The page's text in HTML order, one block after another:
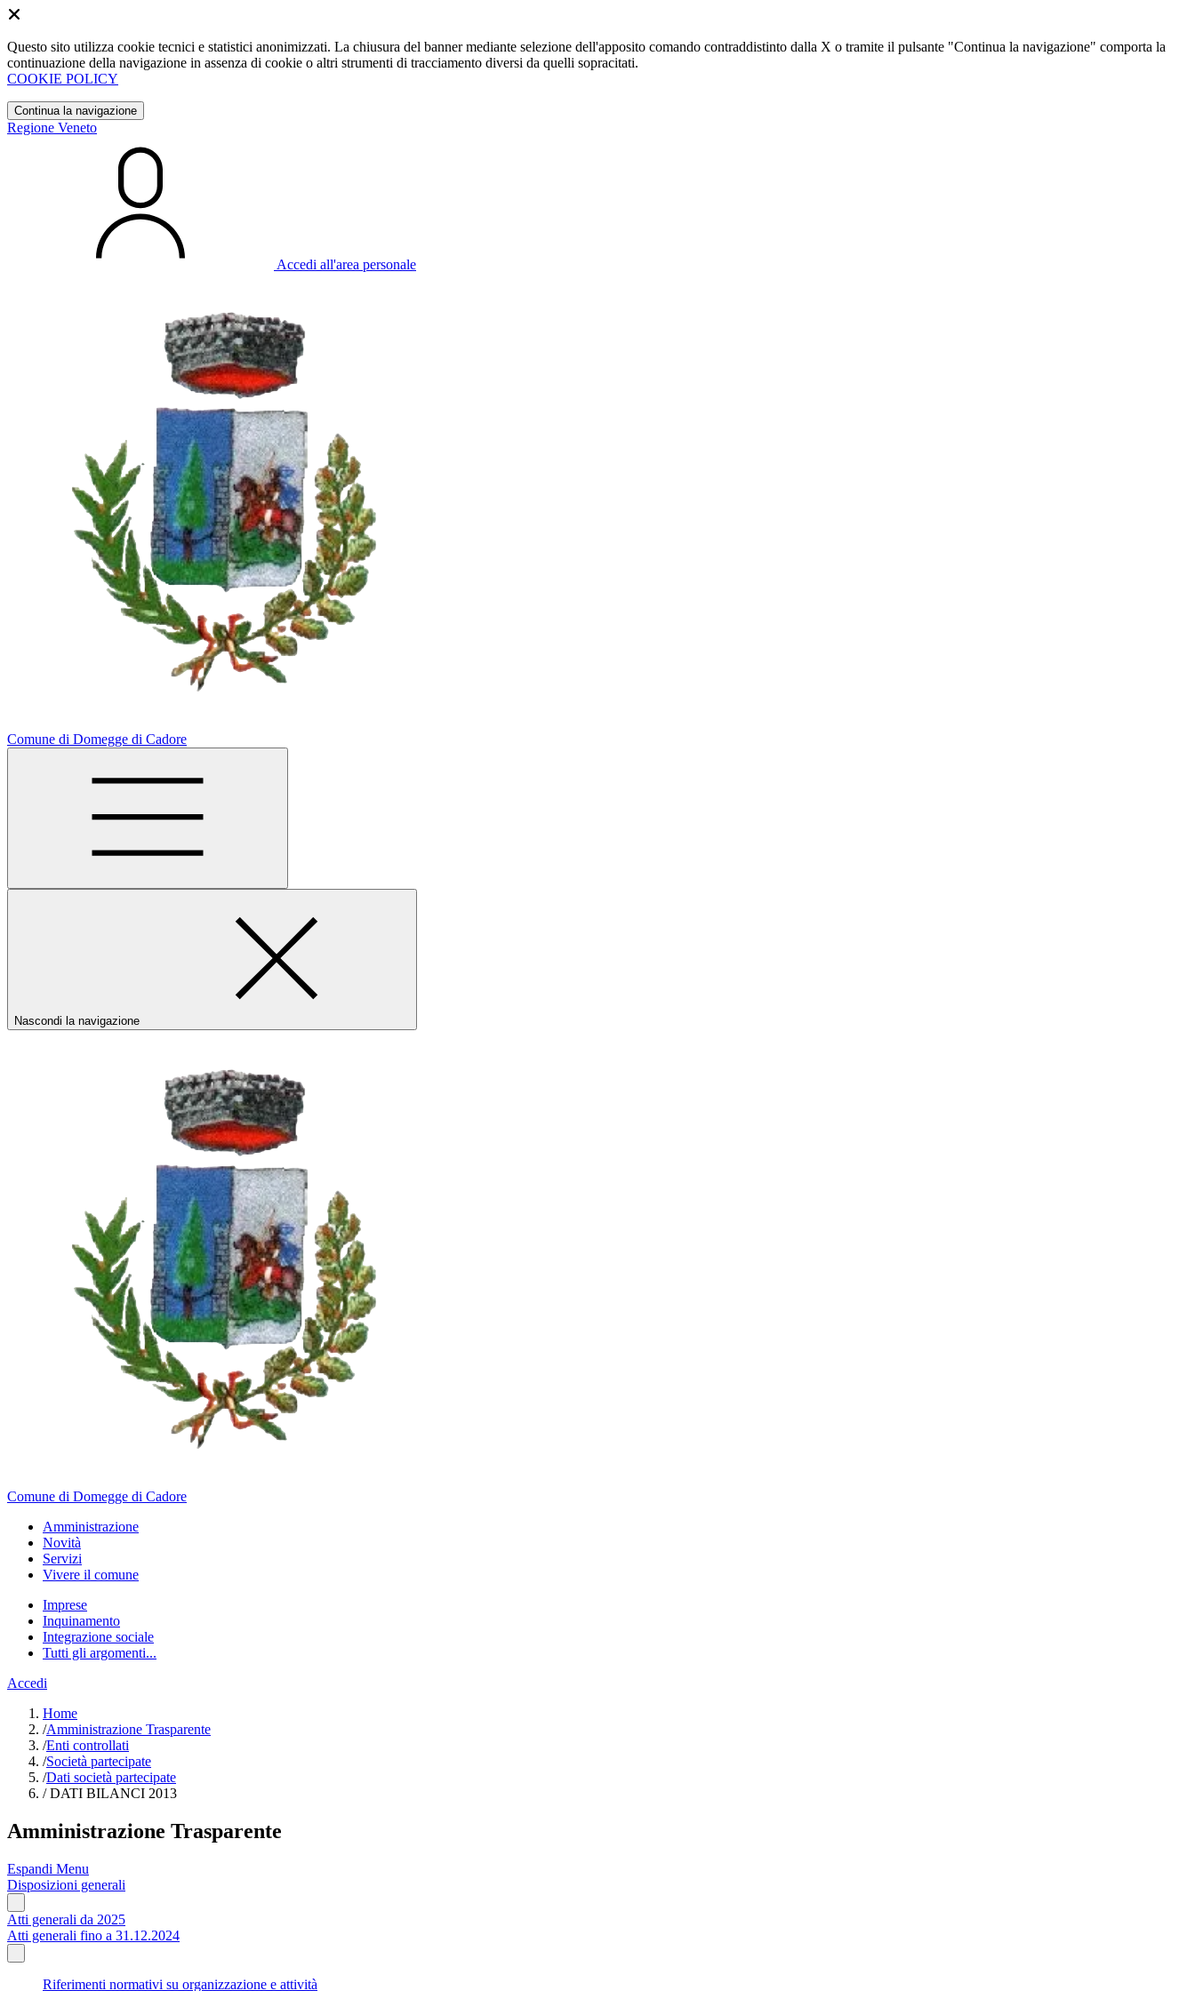
Questo sito utilizza cookie tecnici e statistici anonimizzati. La chiusura del banner mediante selezione dell'apposito comando contraddistinto dalla X o tramite il pulsante "Continua la navigazione" comporta la
continuazione della navigazione in assenza di cookie o altri strumenti di tracciamento diversi da quelli sopracitati.
COOKIE POLICY
Continua la navigazione
Regione Veneto
Accedi all'area personale
Comune di Domegge di Cadore
Nascondi la navigazione
Comune di Domegge di Cadore
Amministrazione
Novità
Servizi
Vivere il comune
Imprese
Inquinamento
Integrazione sociale
Tutti gli argomenti...
Accedi
Home
/Amministrazione Trasparente
/Enti controllati
/Società partecipate
/Dati società partecipate
/DATI BILANCI 2013
Amministrazione Trasparente
Espandi Menu
Disposizioni generali
Atti generali da 2025
Atti generali fino a 31.12.2024
Riferimenti normativi su organizzazione e attività